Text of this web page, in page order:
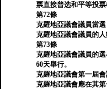
票直接普选和平等投票
第72條
克羅地亞議會議員當選
克羅地亞議會議員的
第73條
克羅地亞議會議員的
60天舉行。
克羅地亞議會第一屆會
克羅地亞議會應在其